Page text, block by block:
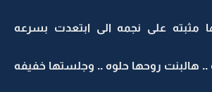
مثبته على نجمه الى ابتعدت بسرعه
.. هالبنت روحها حلوه .. وجلستها خفيفه